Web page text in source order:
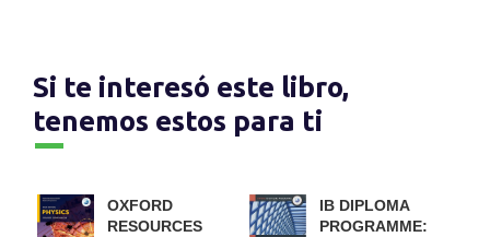
Si te interesó este libro,
tenemos estos para ti
OXFORD
RESOURCES
IB DIPLOMA
PROGRAMME: